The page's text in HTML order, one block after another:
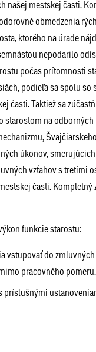
mestskej časti.
obmedzenia
ktorého na úrade
nepodarilo
počas
podieľa sa spolu so
Taktiež sa
na
úkonov,
vzťahov s tretími
časti.
funkcie starostu:
do
pracovného pomeru.